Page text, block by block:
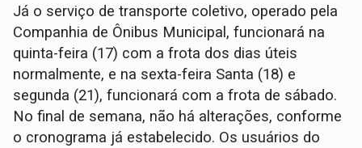
Já o serviço de transporte coletivo, operado pela
Companhia de Ônibus Municipal, funcionará na
quinta-feira (17) com a frota dos dias úteis
normalmente, e na sexta-feira Santa (18) e
segunda (21), funcionará com a frota de sábado.
No final de semana, não há alterações, conforme
o cronograma já estabelecido. Os usuários do